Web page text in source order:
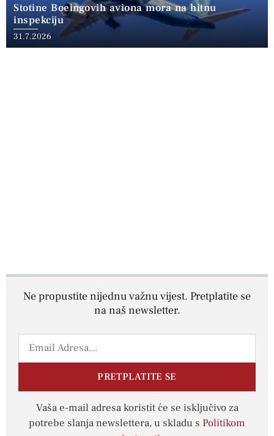
Stotine Boeingovih aviona mora na hitnu
inspekciju
31.7.2026
Ne propustite nijednu važnu vijest. Pretplatite se
na naš newsletter.
PRETPLATITE SE
Vaša e-mail adresa koristit će se isključivo za
potrebe slanja newslettera, u skladu s Politikom